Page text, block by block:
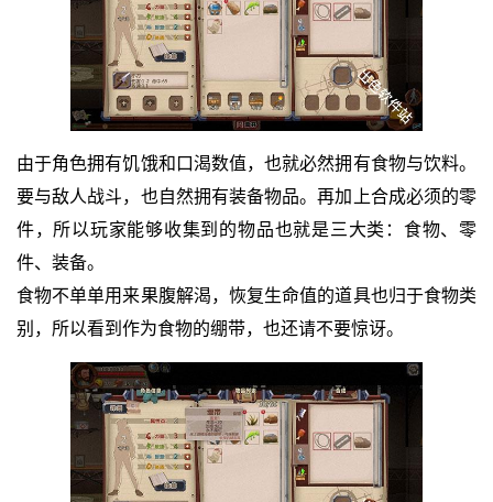
由于角色拥有饥饿和口渴数值，也就必然拥有食物与饮料。
要与敌人战斗，也自然拥有装备物品。再加上合成必须的零
件，所以玩家能够收集到的物品也就是三大类：食物、零
件、装备。
食物不单单用来果腹解渴，恢复生命值的道具也归于食物类
别，所以看到作为食物的绷带，也还请不要惊讶。